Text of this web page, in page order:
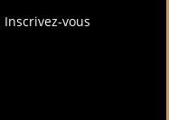
Inscrivez-vous